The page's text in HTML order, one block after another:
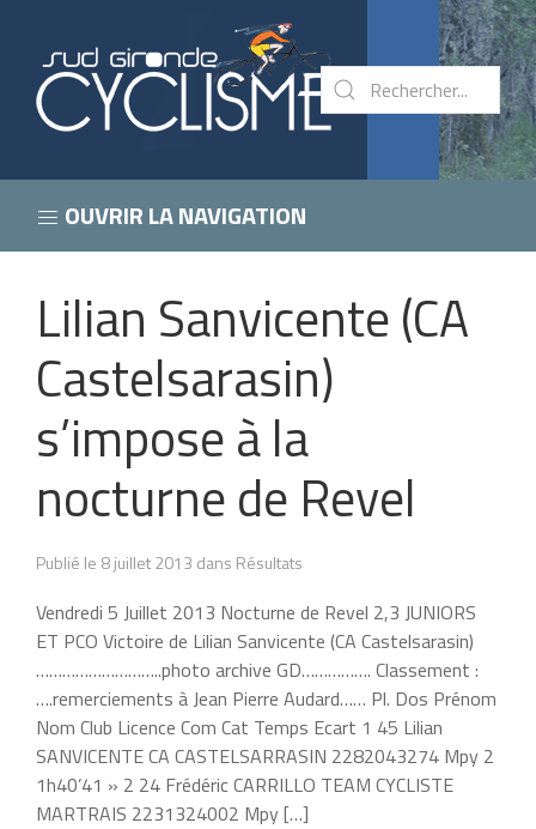
OUVRIR LA NAVIGATION
Lilian Sanvicente (CA
Castelsarasin)
s’impose à la
nocturne de Revel
Publié le 8 juillet 2013 dans Résultats
Vendredi 5 Juillet 2013 Nocturne de Revel 2,3 JUNIORS
ET PCO Victoire de Lilian Sanvicente (CA Castelsarasin)
………………………..photo archive GD……………. Classement :
….remerciements à Jean Pierre Audard…… Pl. Dos Prénom
Nom Club Licence Com Cat Temps Ecart 1 45 Lilian
SANVICENTE CA CASTELSARRASIN 2282043274 Mpy 2
1h40’41 » 2 24 Frédéric CARRILLO TEAM CYCLISTE
MARTRAIS 2231324002 Mpy […]